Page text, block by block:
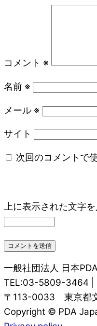
コメント ※
名前 ※
メール ※
サイト
次回のコメントで
上に表示された文字を
一般社団法人 日本
TEL:03-5809-3464 |
〒113-0033 東京都
Copyright © PDA